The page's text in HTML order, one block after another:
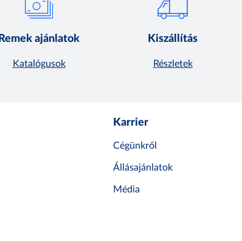
Remek ajánlatok
Katalógusok
Kiszállítás
Részletek
Karrier
Cégünkről
Állásajánlatok
Média